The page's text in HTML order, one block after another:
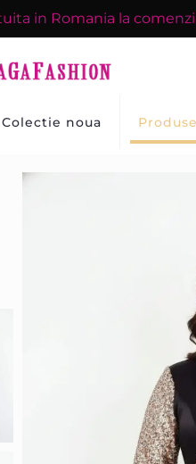
in Romania la
Colectie noua Produse